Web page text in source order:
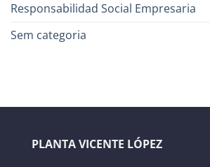
Responsabilidad Social Empresaria
Sem categoria
PLANTA VICENTE LÓPEZ